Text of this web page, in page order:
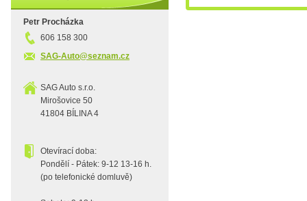
Petr Procházka
606 158 300
SAG-Auto@seznam.cz
SAG Auto s.r.o.
Mirošovice 50
41804 BÍLINA 4
Otevírací doba:
Pondělí - Pátek: 9-12 13-16 h.
(po telefonické domluvě)